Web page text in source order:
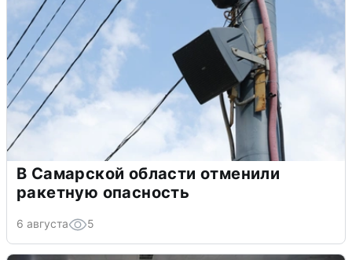
В Самарской области отменили
ракетную опасность
6 августа 5